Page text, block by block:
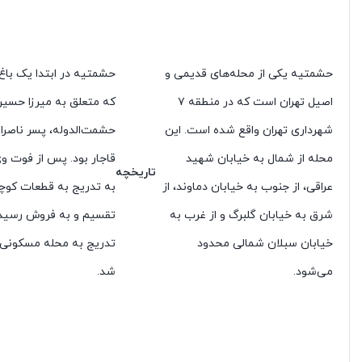
حشمتیه یکی از محله‌های قدیمی و
اصیل تهران است که در منطقه ۷
شهرداری تهران واقع شده است. این
محله از شمال به خیابان شهید
عراقی، از جنوب به خیابان دماوند، از
شرق به خیابان گلبرگ و از غرب به
خیابان سبلان شمالی محدود
می‌شود.
تاریخچه
حشمتیه در ابتدا یک
که متعلق به میرزا
حشمت‌الدوله، پسر
قاجار بود. پس از فوت
به تدریج به قطعات
تقسیم و به فروش
تدریج به محله
شد.